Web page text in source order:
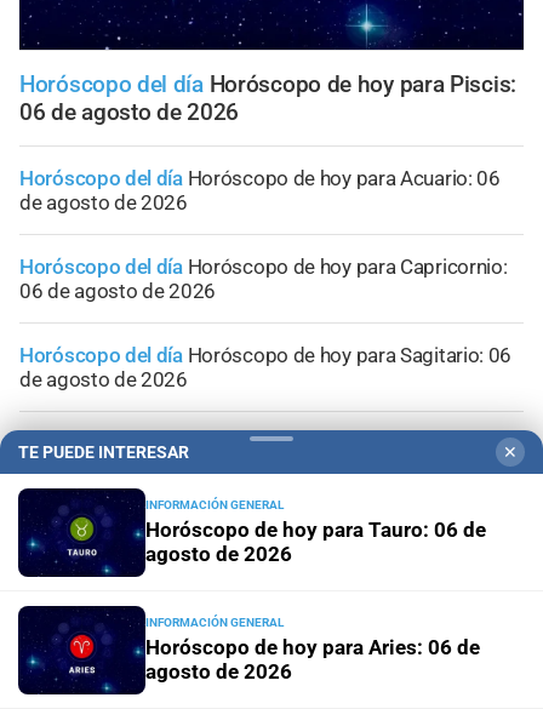
Horóscopo del día Horóscopo de hoy para Piscis:
06 de agosto de 2026
Horóscopo del día Horóscopo de hoy para Acuario: 06
de agosto de 2026
Horóscopo del día Horóscopo de hoy para Capricornio:
06 de agosto de 2026
Horóscopo del día Horóscopo de hoy para Sagitario: 06
de agosto de 2026
Horóscopo del díaHoróscopo de hoy para Escorpio: 06
TE PUEDE INTERESAR ✕
INFORMACIÓN GENERAL
Horóscopo de hoy para Tauro: 06 de
agosto de 2026
INFORMACIÓN GENERAL
Horóscopo de hoy para Aries: 06 de
agosto de 2026